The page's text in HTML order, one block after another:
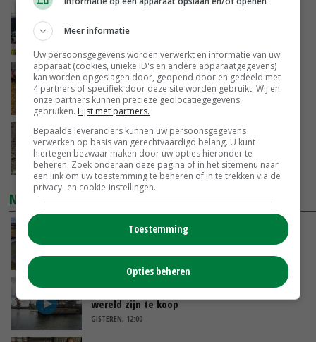
juni
Frans onderzoekcentrum bestrijkt hele
varkensvleesketen
GISTEREN, 15:29
Emmeloord noteert eerste zaaiuien op
maximaal 20 euro
GISTEREN, 14:59
NIEUWSTE VIDEO'S
Droogte veroorzaakt steeds meer problemen:
‘Bassin afgelopen week al leeg’
GISTEREN, 14:06
Koeien van enige drijvende boerderij ter
wereld zijn te koop
GISTEREN, 12:00
Meer informatie
Uw persoonsgegevens worden verwerkt en informatie van uw
apparaat (cookies, unieke ID's en andere apparaatgegevens)
kan worden opgeslagen door, geopend door en gedeeld met
4 partners of specifiek door deze site worden gebruikt. Wij en
onze partners kunnen precieze geolocatiegegevens
gebruiken. Lijst met partners.
Bepaalde leveranciers kunnen uw persoonsgegevens
verwerken op basis van gerechtvaardigd belang. U kunt
hiertegen bezwaar maken door uw opties hieronder te
beheren. Zoek onderaan deze pagina of in het sitemenu naar
een link om uw toestemming te beheren of in te trekken via de
privacy- en cookie-instellingen.
Toestemming
Opties beheren